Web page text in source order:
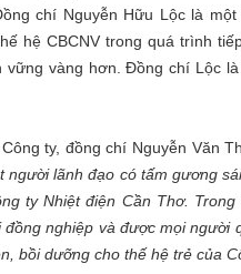
chí Nguyễn Hữu Lộc là
hệ CBCNV trong quá trình
vững vàng hơn. Đồng chí Lộc
ty, đồng chí Nguyễn Văn
lãnh đạo có tấm gương
ty Nhiệt điện Cần Thơ.
nghiệp và được mọi
bồi dưỡng cho thế hệ trẻ của